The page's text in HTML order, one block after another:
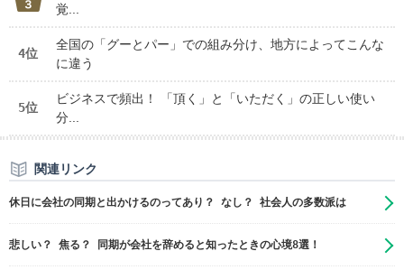
覚...
4位
全国の「グーとパー」での組み分け、地方によってこんな
に違う
5位
ビジネスで頻出！ 「頂く」と「いただく」の正しい使い
分...
関連リンク
休日に会社の同期と出かけるのってあり？ なし？ 社会人の多数派は
悲しい？ 焦る？ 同期が会社を辞めると知ったときの心境8選！